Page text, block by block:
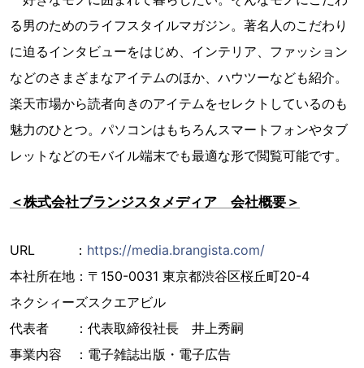
る男のためのライフスタイルマガジン。著名人のこだわり
に迫るインタビューをはじめ、インテリア、ファッション
などのさまざまなアイテムのほか、ハウツーなども紹介。
楽天市場から読者向きのアイテムをセレクトしているのも
魅力のひとつ。パソコンはもちろんスマートフォンやタブ
レットなどのモバイル端末でも最適な形で閲覧可能です。
＜株式会社ブランジスタメディア 会社概要＞
URL ： https://media.brangista.com/
本社所在地：〒150-0031 東京都渋谷区桜丘町20-4
ネクシィーズスクエアビル
代表者 ：代表取締役社長 井上秀嗣
事業内容 ：電子雑誌出版・電子広告